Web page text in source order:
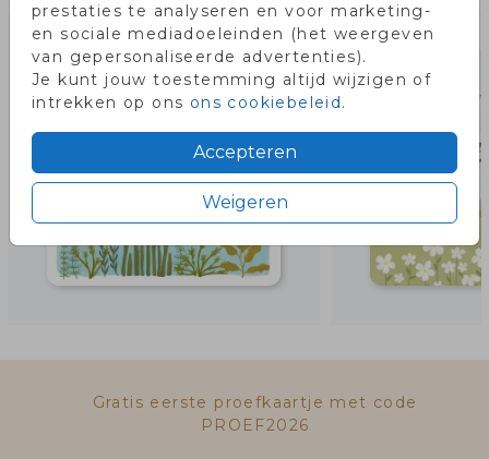
prestaties te analyseren en voor marketing-
en sociale mediadoeleinden (het weergeven
van gepersonaliseerde advertenties).
Je kunt jouw toestemming altijd wijzigen of
intrekken op ons ons cookiebeleid.
Accepteren
Weigeren
Gratis eerste proefkaartje met code
PROEF2026